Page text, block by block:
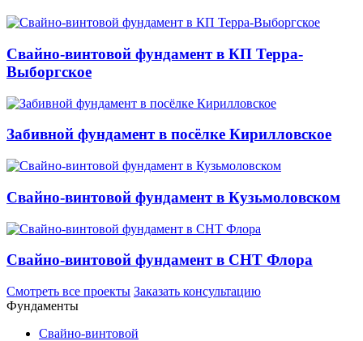
Свайно-винтовой фундамент в КП Терра-
Выборгское
Забивной фундамент в посёлке Кирилловское
Свайно-винтовой фундамент в Кузьмоловском
Свайно-винтовой фундамент в СНТ Флора
Смотреть все проекты Заказать консультацию
Фундаменты
Свайно-винтовой